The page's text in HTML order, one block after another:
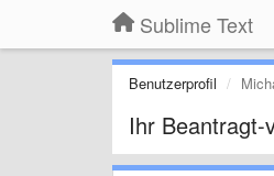
Sublime Text
Benutzerprofil
Ihr Beantragt-